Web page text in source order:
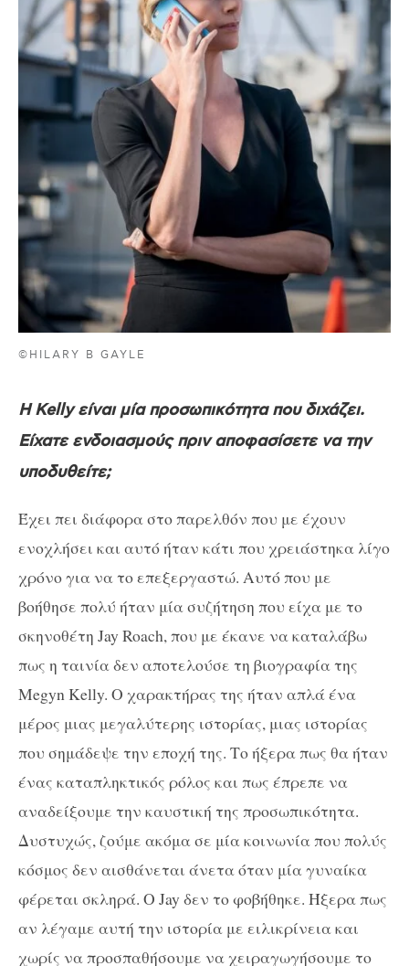
©HILARY B GAYLE
Η Kelly είναι μία προσωπικότητα που διχάζει.
Είχατε ενδοιασμούς πριν αποφασίσετε να την
υποδυθείτε;
Έχει πει διάφορα στο παρελθόν που με έχουν
ενοχλήσει και αυτό ήταν κάτι που χρειάστηκα λίγο
χρόνο για να το επεξεργαστώ. Αυτό που με
βοήθησε πολύ ήταν μία συζήτηση που είχα με το
σκηνοθέτη Jay Roach, που με έκανε να καταλάβω
πως η ταινία δεν αποτελούσε τη βιογραφία της
Megyn Kelly. Ο χαρακτήρας της ήταν απλά ένα
μέρος μιας μεγαλύτερης ιστορίας, μιας ιστορίας
που σημάδεψε την εποχή της. Το ήξερα πως θα ήταν
ένας καταπληκτικός ρόλος και πως έπρεπε να
αναδείξουμε την καυστική της προσωπικότητα.
Δυστυχώς, ζούμε ακόμα σε μία κοινωνία που πολύς
κόσμος δεν αισθάνεται άνετα όταν μία γυναίκα
φέρεται σκληρά. Ο Jay δεν το φοβήθηκε. Ήξερα πως
αν λέγαμε αυτή την ιστορία με ειλικρίνεια και
χωρίς να προσπαθήσουμε να χειραγωγήσουμε το